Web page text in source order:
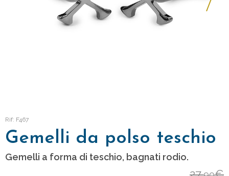
Rif: F467
Gemelli da polso teschio
Gemelli a forma di teschio, bagnati rodio.